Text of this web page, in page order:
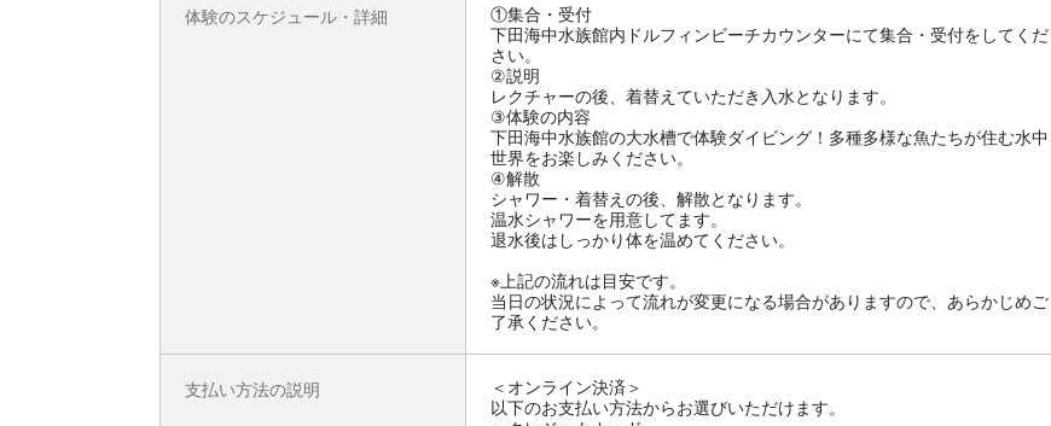
体験のスケジュール・詳細
①集合・受付
下田海中水族館内ドルフィンビーチカウンターにて集合・受付をしてくだ
さい。
②説明
レクチャーの後、着替えていただき入水となります。
③体験の内容
下田海中水族館の大水槽で体験ダイビング！多種多様な魚たちが住む水中
世界をお楽しみください。
④解散
シャワー・着替えの後、解散となります。
温水シャワーを用意してます。
退水後はしっかり体を温めてください。
※上記の流れは目安です。
当日の状況によって流れが変更になる場合がありますので、あらかじめご
了承ください。
支払い方法の説明
＜オンライン決済＞
以下のお支払い方法からお選びいただけます。